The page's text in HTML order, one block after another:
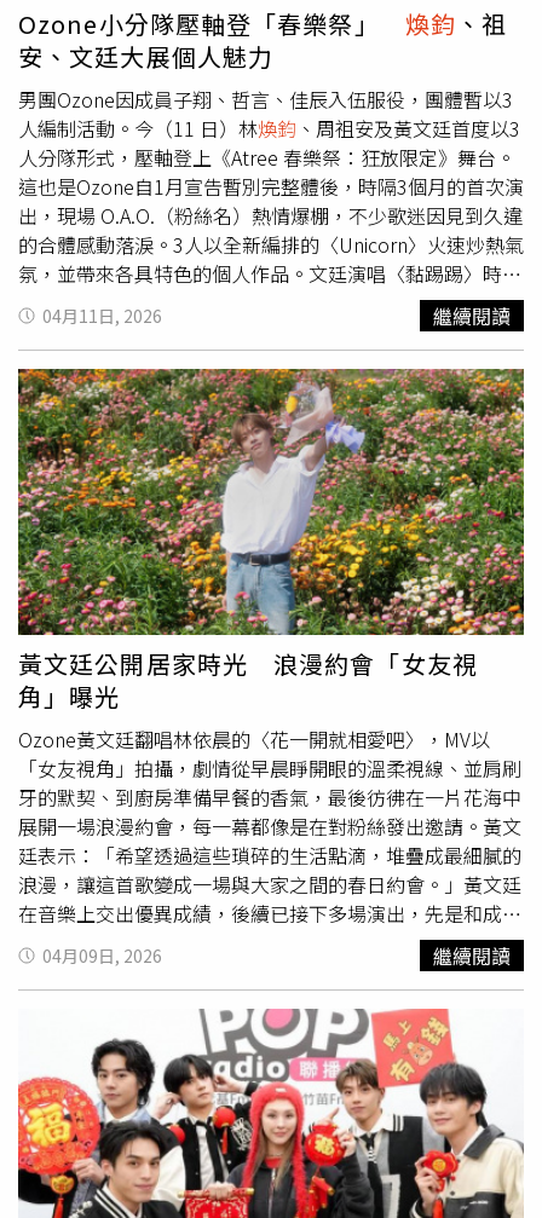
Ozone小分隊壓軸登「春樂祭」 煥鈞 、祖
安、文廷大展個人魅力
男團Ozone因成員子翔、哲言、佳辰入伍服役，團體暫以3
人編制活動。今（11 日）林煥鈞 、周祖安及黃文廷首度以3
人分隊形式，壓軸登上《Atree 春樂祭：狂放限定》舞台。
這也是Ozone自1月宣告暫別完整體後，時隔3個月的首次演
出，現場 O.A.O.（粉絲名）熱情爆棚，不少歌迷因見到久違
的合體感動落淚。3人以全新編排的〈Unicorn〉火速炒熱氣
氛，並帶來各具特色的個人作品。文廷演唱〈黏踢踢〉時大
秀凌空側翻，祖安與
更突襲上台合跳，驚喜全場；煥鈞
重現經典創作〈先慢一步〉，以個人風格強烈的 Free Style
展現舞蹈實力；祖安則首唱個人單曲〈不想再讓你哭〉，將
親自編排的流行現代舞完美呈現，帥氣值拉滿。為了這次演
出，林煥鈞、周祖安及黃文廷3人將曲目重新編排。（圖／
索尼提供）為了這次演出，林煥鈞、周祖安及黃文廷3人將
曲目重新編排，笑稱「3個想法比6個好整合」，排練速度極
快。雖然幽默表示想念入伍成員的喊麥與無厘頭，但3人傾
力演唱〈Young Blood〉與大合唱曲〈Purple Days〉，展
現十足誠意。目前3人正衝刺個人作品，黃文廷新MV引發熱
議、周祖安積極創作、林煥鈞 則籌備新計畫，並齊聲喊話：
「請大家再等我們（全員）一下！」
04月11日, 2026 繼續閱讀
黃文廷公開居家時光 浪漫約會「女友視
角」曝光
Ozone黃文廷翻唱林依晨的〈花一開就相愛吧〉，MV以
「女友視角」拍攝，劇情從早晨睜開眼的溫柔視線、並肩刷
牙的默契、到廚房準備早餐的香氣，最後彷彿在一片花海中
展開一場浪漫約會，每一幕都像是在對粉絲發出邀請。黃文
廷表示：「希望透過這些瑣碎的生活點滴，堆疊成最細膩的
浪漫，讓這首歌變成一場與大家之間的春日約會。」黃文廷
在音樂上交出優異成績，後續已接下多場演出，先是和成員
周祖安、林
在「Atree春樂祭：狂放限定」壓軸登場，
同一天也有他首次的個人商演活動，之後有多場校園和商
演，展現高人氣。他也同步往戲劇和電影圈進攻，希望有機
會能以「演員」身分與大家見面，「這段期間的努力與嘗試
都是為未來累積能量，希望之後不論是在哪個角色下，都能
讓粉絲看到不斷進步的黃文廷。」黃文廷公開女友視角。
（圖／索尼音樂提供）而在忙碌的個人行程中，黃文廷也沒
忘記正在服役的Ozone成員們，他們不時在成員可以回覆訊
息時，在群組上關心彼此，他透露在服役中的成員們當兵期
間依然非常自律，持續在健身、練唱，保持自己的狀態，
04月09日, 2026 繼續閱讀